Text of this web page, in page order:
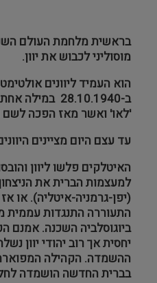
בראשית מלחמת העולם
מוסוליני לכבוש את יוון.
הוא העמיד ליוונים
ב-28.10.1940 במילה אחת 'אוֹכִי' (
'לאו' ואשר מאז הפכה לשם
עד עצם היום מציינים היוונים את 28.10
האיטלקים פלשו ליוון
למעצמות הברית את
(יפן-גרמניה-איטליה). או
התעוררה התנגדות עממית
ביוגוסלביה השכנה. אמנם
יחסית אך רוב יהודי יוון
ההשמדה. הקהילה
בברית החדשה הושמדה